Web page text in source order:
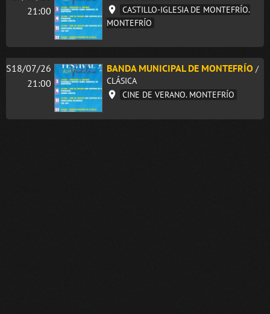
21:00
CASTILLO-IGLESIA DE MONTEFRÍO.
MONTEFRÍO
S18/07/26
21:00
BANDA MUNICIPAL DE MONTEFRÍO /
CLÁSICA
CINE DE VERANO. MONTEFRÍO